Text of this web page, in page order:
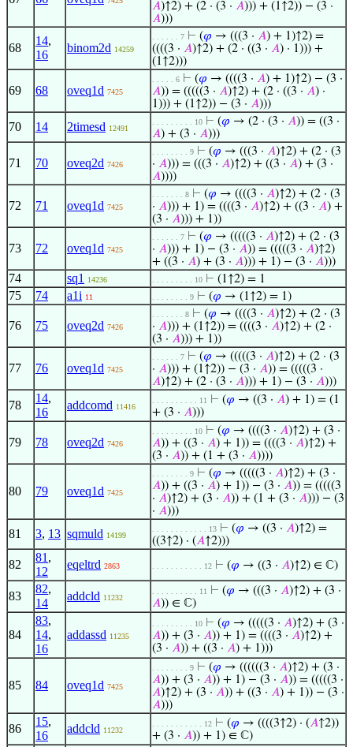
𝐴)↑2) + (2 · (3 · 𝐴))) + (1↑2)) − (3 ·
𝐴)))
68
14,
16
binom2d 14259
. . . . . . 7 ⊢ (𝜑 → (((3 · 𝐴) + 1)↑2) =
((((3 · 𝐴)↑2) + (2 · ((3 · 𝐴) · 1))) +
(1↑2)))
69 68 oveq1d 7425
. . . . . 6 ⊢ (𝜑 → ((((3 · 𝐴) + 1)↑2) − (3 ·
𝐴)) = (((((3 · 𝐴)↑2) + (2 · ((3 · 𝐴) ·
1))) + (1↑2)) − (3 · 𝐴)))
70 14 2timesd 12491
. . . . . . . . . 10 ⊢ (𝜑 → (2 · (3 · 𝐴)) = ((3 ·
𝐴) + (3 · 𝐴)))
71 70 oveq2d 7426
. . . . . . . . 9 ⊢ (𝜑 → (((3 · 𝐴)↑2) + (2 · (3
· 𝐴))) = (((3 · 𝐴)↑2) + ((3 · 𝐴) + (3 ·
𝐴))))
72 71 oveq1d 7425
. . . . . . . 8 ⊢ (𝜑 → ((((3 · 𝐴)↑2) + (2 · (3
· 𝐴))) + 1) = ((((3 · 𝐴)↑2) + ((3 · 𝐴) +
(3 · 𝐴))) + 1))
73 72 oveq1d 7425
. . . . . . 7 ⊢ (𝜑 → (((((3 · 𝐴)↑2) + (2 · (3
· 𝐴))) + 1) − (3 · 𝐴)) = (((((3 · 𝐴)↑2)
+ ((3 · 𝐴) + (3 · 𝐴))) + 1) − (3 · 𝐴)))
74 sq1 14236 . . . . . . . . . 10 ⊢ (1↑2) = 1
75 74 a1i 11 . . . . . . . . 9 ⊢ (𝜑 → (1↑2) = 1)
76 75 oveq2d 7426
. . . . . . . 8 ⊢ (𝜑 → ((((3 · 𝐴)↑2) + (2 · (3
· 𝐴))) + (1↑2)) = ((((3 · 𝐴)↑2) + (2 ·
(3 · 𝐴))) + 1))
77 76 oveq1d 7425
. . . . . . 7 ⊢ (𝜑 → (((((3 · 𝐴)↑2) + (2 · (3
· 𝐴))) + (1↑2)) − (3 · 𝐴)) = (((((3 ·
𝐴)↑2) + (2 · (3 · 𝐴))) + 1) − (3 · 𝐴)))
78
14,
16
addcomd 11416
. . . . . . . . . . 11 ⊢ (𝜑 → ((3 · 𝐴) + 1) = (1
+ (3 · 𝐴)))
79 78 oveq2d 7426
. . . . . . . . . 10 ⊢ (𝜑 → ((((3 · 𝐴)↑2) + (3 ·
𝐴)) + ((3 · 𝐴) + 1)) = ((((3 · 𝐴)↑2) +
(3 · 𝐴)) + (1 + (3 · 𝐴))))
80 79 oveq1d 7425
. . . . . . . . 9 ⊢ (𝜑 → (((((3 · 𝐴)↑2) + (3 ·
𝐴)) + ((3 · 𝐴) + 1)) − (3 · 𝐴)) = (((((3
· 𝐴)↑2) + (3 · 𝐴)) + (1 + (3 · 𝐴))) − (3
· 𝐴)))
81 3, 13 sqmuld 14199
. . . . . . . . . . . . 13 ⊢ (𝜑 → ((3 · 𝐴)↑2) =
((3↑2) · (𝐴↑2)))
82
81 ,
12
eqeltrd 2863 . . . . . . . . . . . 12 ⊢ (𝜑 → ((3 · 𝐴)↑2) ∈ ℂ)
83
82,
14
addcld 11232
. . . . . . . . . . 11 ⊢ (𝜑 → (((3 · 𝐴)↑2) + (3 ·
𝐴)) ∈ ℂ)
84
83,
14,
16
addassd 11235
. . . . . . . . . 10 ⊢ (𝜑 → (((((3 · 𝐴)↑2) + (3 ·
𝐴)) + (3 · 𝐴)) + 1) = ((((3 · 𝐴)↑2) +
(3 · 𝐴)) + ((3 · 𝐴) + 1)))
85 84 oveq1d 7425
. . . . . . . . 9 ⊢ (𝜑 → ((((((3 · 𝐴)↑2) + (3 ·
𝐴)) + (3 · 𝐴)) + 1) − (3 · 𝐴)) = (((((3 ·
𝐴)↑2) + (3 · 𝐴)) + ((3 · 𝐴) + 1)) − (3 ·
𝐴)))
86
15,
16
addcld 11232
. . . . . . . . . . . 12 ⊢ (𝜑 → ((((3↑2) · (𝐴↑2))
+ (3 · 𝐴)) + 1) ∈ ℂ)